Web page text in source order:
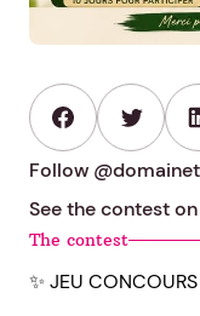
Follow
See the contest on
The contest
✨️ JEU CONCOURS